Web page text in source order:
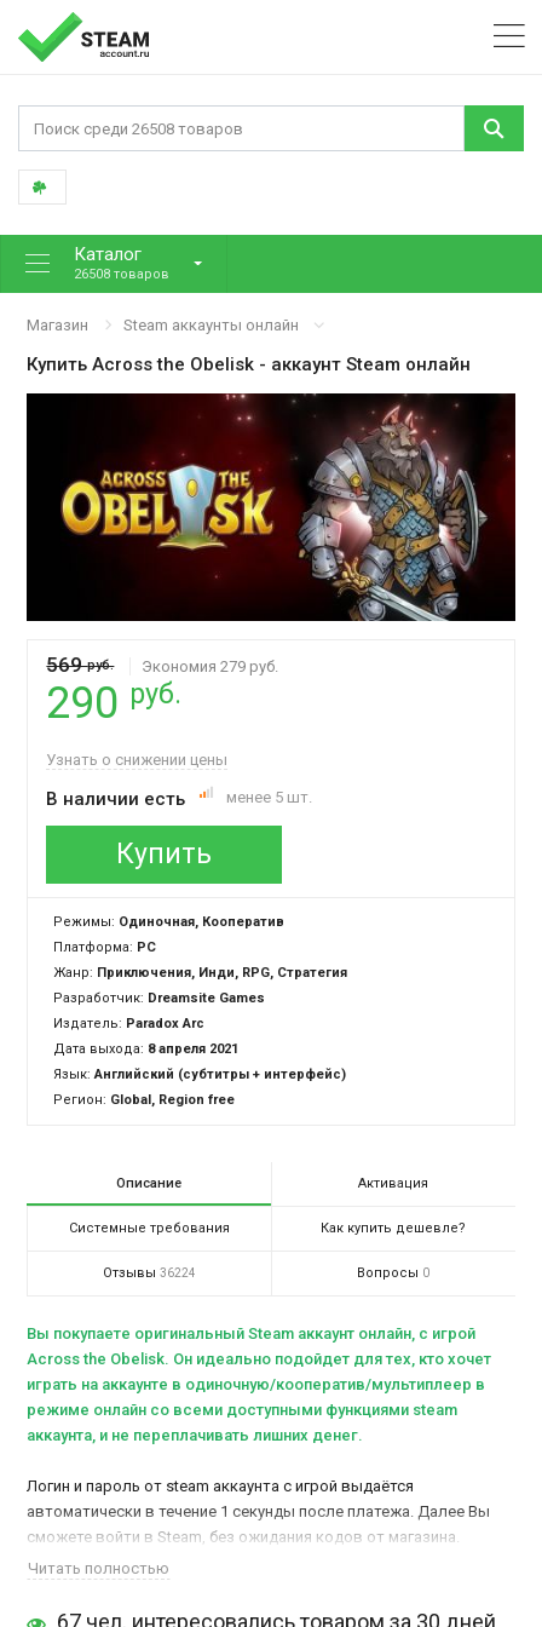
Каталог
26508 товаров
Магазин Steam аккаунты онлайн
КупитьAcross the Obelisk - аккаунт Steam онлайн
569руб. Экономия 279 руб.
290 руб.
Узнать о снижении цены
В наличии есть менее 5 шт.
Купить
Режимы: Одиночная, Кооператив
Платформа: PC
Жанр: Приключения, Инди, RPG, Стратегия
Разработчик: Dreamsite Games
Издатель: Paradox Arc
Дата выхода: 8 апреля 2021
Язык:Английский (субтитры + интерфейс)
Регион: Global, Region free
Описание Активация
Системные требования Как купить дешевле?
Отзывы 36224 Вопросы 0
Вы покупаете оригинальный Steam аккаунт онлайн, c игрой
Across the Obelisk. Он идеально подойдет для тех, кто хочет
играть на аккаунте в одиночную/кооператив/мультиплеер в
режиме онлайн со всеми доступными функциями steam
аккаунта, и не переплачивать лишних денег.
Логин и пароль от steam аккаунта с игрой выдаётся
автоматически в течение 1 секунды после платежа. Далее Вы
сможете войти в Steam, без ожидания кодов от магазина.
Установите игру, после чего сможете играть в онлайн режиме.
зарегистрированные аккаунты, не взломанные, не чужие, без
Читать полностью
67 чел. интересовались товаром за 30 дней